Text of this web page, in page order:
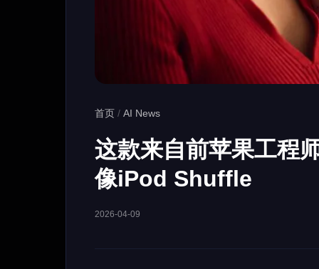
首页 / AI News
这款来自前苹果工程
像iPod Shuffle
2026-04-09